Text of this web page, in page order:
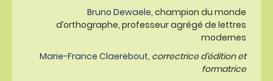
Bruno Dewaele, champion du monde
d’orthographe, professeur agrégé de lettres
modernes
Marie-France Claerebout, correctrice d’édition et
formatrice